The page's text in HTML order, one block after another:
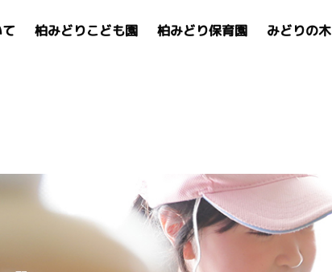
柏みどりこども園 柏みどり保育園 みどりの木